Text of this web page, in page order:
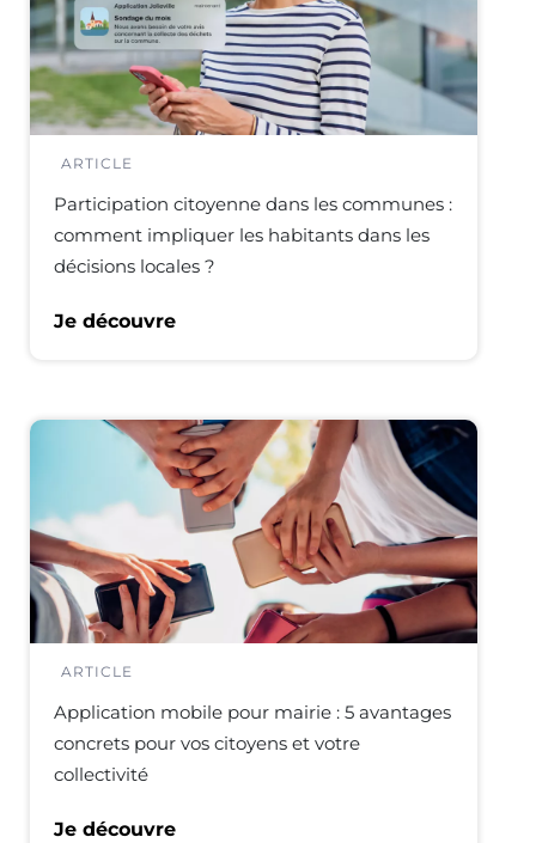
ARTICLE
Participation citoyenne dans les communes :
comment impliquer les habitants dans les
décisions locales ?
Je découvre
ARTICLE
Application mobile pour mairie : 5 avantages
concrets pour vos citoyens et votre
collectivité
Je découvre